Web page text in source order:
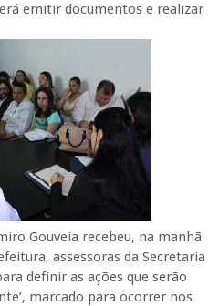
emitir documentos e realizar
Gouveia recebeu, na manhã
assessoras da Secretaria
definir as ações que serão
marcado para ocorrer nos